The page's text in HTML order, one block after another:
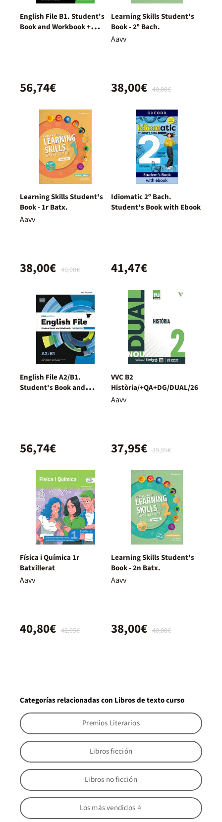
English File B1. Student's
Book and Workbook +
56,74€
Learning Skills Student's
Book - 2º Bach.
Aavv
40,00€
38,00€
Learning Skills Student's
Book - 1r Batx.
Aavv
40,00€
38,00€
Idiomatic 2º Bach.
Student's Book with Ebook
41,47€
English File A2/B1.
Student's Book and
56,74€
VVC B2
Història/+QA+DG/DUAL/26
Aavv
39,95€
37,95€
Física i Química 1r
Batxillerat
Aavv
42,95€
40,80€
Learning Skills Student's
Book - 2n Batx.
Aavv
40,00€
38,00€
Categorías relacionadas con Libros de texto curso
Premios Literarios
Libros ficción
Libros no ficción
Los más vendidos ⭐